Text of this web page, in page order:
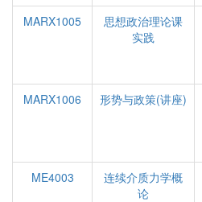
MARX1005
思想政治理论课
实践
MARX1006
形势与政策(讲座)
ME4003
连续介质力学概
论